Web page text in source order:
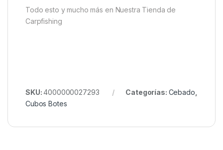
siempre en perfectas condiciones.
(Extensión aproximada: 340 palabras)
Todo esto y mucho más en Nuestra Tienda de